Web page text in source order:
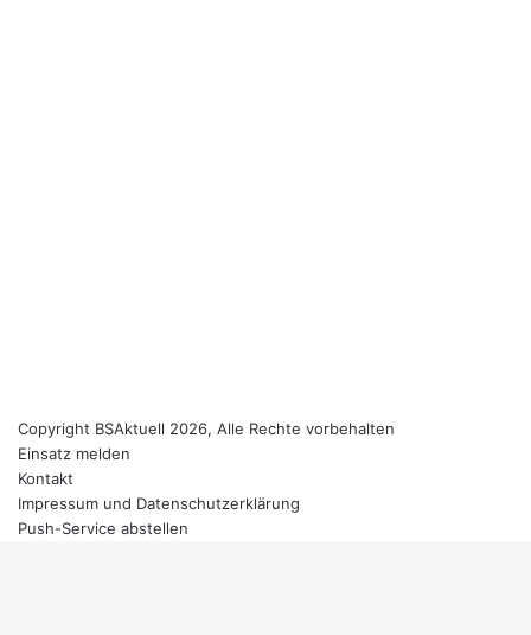
Copyright BSAktuell 2026, Alle Rechte vorbehalten
Einsatz melden
Kontakt
Impressum und Datenschutzerklärung
Push-Service abstellen